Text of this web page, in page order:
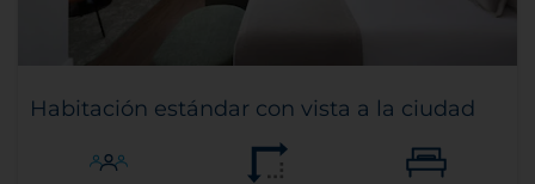
Habitación estándar con vista a la ciudad